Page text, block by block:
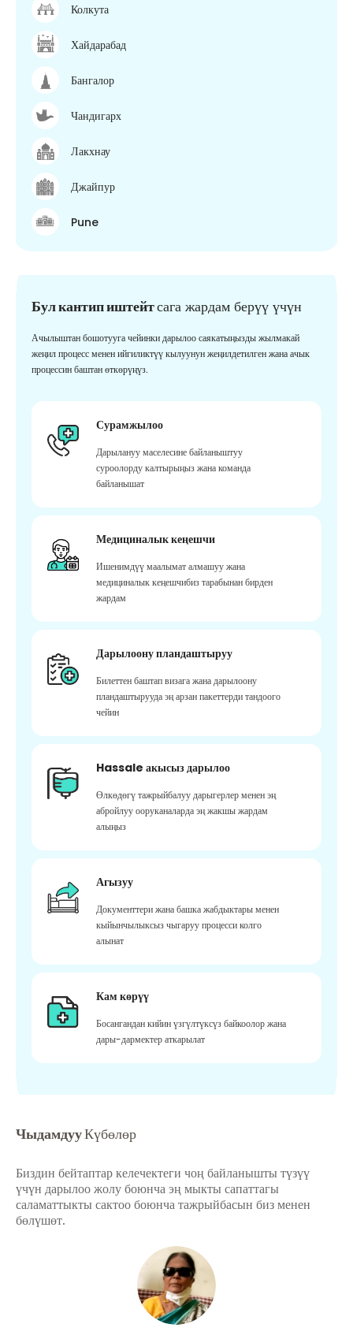
Колкута
Хайдарабад
Бангалор
Чандигарх
Лакхнау
Джайпур
Pune
Бул кантип иштейтсага жардам берүү үчүн
Ачылыштан бошотууга чейинки дарылоо саякатыңызды жылмакай
жеңил процесс менен ийгиликтүү кылуунун жеңилдетилген жана ачык
процессин баштан өткөрүңүз.
Сурамжылоо
Дарылануу маселесине байланыштуу
суроолорду калтырыңыз жана команда
байланышат
Медициналык кеңешчи
Ишенимдүү маалымат алмашуу жана
медициналык кеңешчибиз тарабынан бирден
жардам
Дарылоону пландаштыруу
Билеттен баштап визага жана дарылоону
пландаштырууда эң арзан пакеттерди тандоого
чейин
Hassale акысыз дарылоо
Өлкөдөгү тажрыйбалуу дарыгерлер менен эң
абройлуу ооруканаларда эң жакшы жардам
алыңыз
Агызуу
Документтери жана башка жабдыктары менен
кыйынчылыксыз чыгаруу процесси колго
алынат
Кам көрүү
Босангандан кийин үзгүлтүксүз байкоолор жана
дары-дармектер аткарылат
ЧыдамдууКүбөлөр
Биздин бейтаптар келечектеги чоң байланышты түзүү
үчүн дарылоо жолу боюнча эң мыкты сапаттагы
саламаттыкты сактоо боюнча тажрыйбасын биз менен
бөлүшөт.